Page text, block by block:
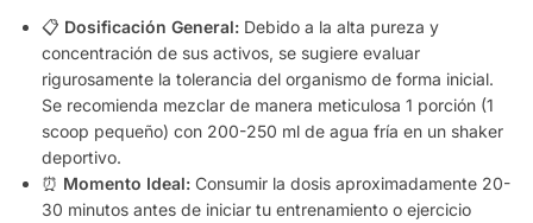
📋 Dosificación General: Debido a la alta pureza y
concentración de sus activos, se sugiere evaluar
rigurosamente la tolerancia del organismo de forma inicial.
Se recomienda mezclar de manera meticulosa 1 porción (1
scoop pequeño) con 200-250 ml de agua fría en un shaker
deportivo.
⏰ Momento Ideal: Consumir la dosis aproximadamente 20-
30 minutos antes de iniciar tu entrenamiento o ejercicio